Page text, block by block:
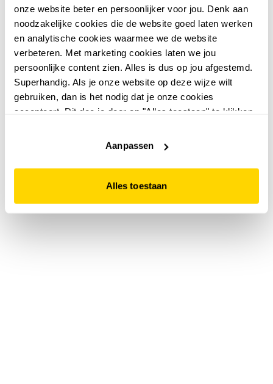
onze website beter en persoonlijker voor jou. Denk aan
noodzakelijke cookies die de website goed laten werken
en analytische cookies waarmee we de website
verbeteren. Met marketing cookies laten we jou
persoonlijke content zien. Alles is dus op jou afgestemd.
Superhandig. Als je onze website op deze wijze wilt
gebruiken, dan is het nodig dat je onze cookies
accepteert. Dit doe je door op "Alles toestaan" te klikken.
website niet optimaal functioneert.
Aanpassen
Alles toestaan